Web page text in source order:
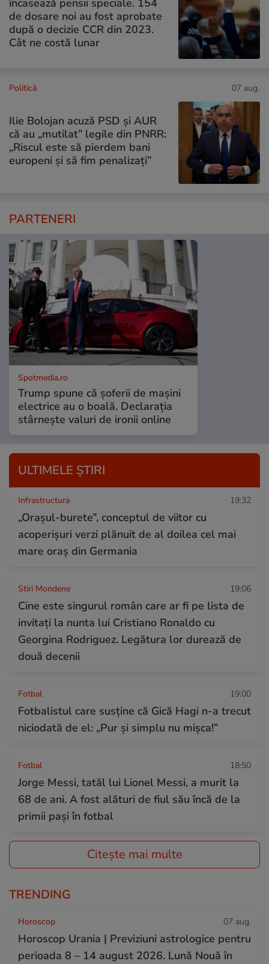
încasează pensii speciale. 154
de dosare noi au fost aprobate
după o decizie CCR din 2023.
Cât ne costă lunar
Politică 07 aug.
Ilie Bolojan acuză PSD și AUR
că au „mutilat” legile din PNRR:
„Riscul este să pierdem bani
europeni și să fim penalizați”
PARTENERI
Spotmedia.ro
Trump spune că șoferii de mașini
electrice au o boală. Declarația
stârnește valuri de ironii online
ULTIMELE ȘTIRI
Infrastructura 19:32
„Orașul-burete”, conceptul de viitor cu
acoperișuri verzi plănuit de al doilea cel mai
mare oraș din Germania
Stiri Mondene 19:06
Cine este singurul român care ar fi pe lista de
invitați la nunta lui Cristiano Ronaldo cu
Georgina Rodriguez. Legătura lor durează de
două decenii
Fotbal 19:00
Fotbalistul care susține că Gică Hagi n-a trecut
niciodată de el: „Pur și simplu nu mișca!”
Fotbal 18:50
Jorge Messi, tatăl lui Lionel Messi, a murit la
68 de ani. A fost alături de fiul său încă de la
primii pași în fotbal
Citește mai multe
TRENDING
Horoscop 07 aug.
Horoscop Urania | Previziuni astrologice pentru
perioada 8 – 14 august 2026. Lună Nouă în